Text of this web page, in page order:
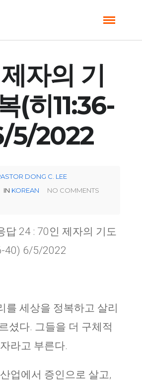
자의 기
(히11:36-
5/2022
DONG C. LEE
IN KOREAN NO COMMENTS
답 24 : 70인 제자의 기도
40) 6/5/2022
를 세상을 정복하고 살리
셨다. 그들을 더 구체적
라고 부른다.
업에서 증인으로 살고,